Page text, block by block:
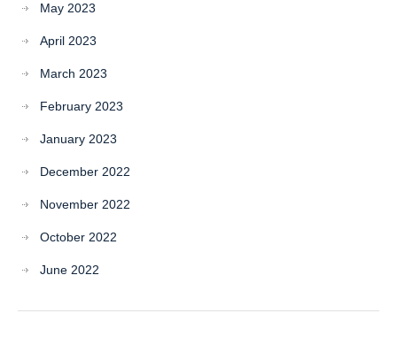
May 2023
April 2023
March 2023
February 2023
January 2023
December 2022
November 2022
October 2022
June 2022